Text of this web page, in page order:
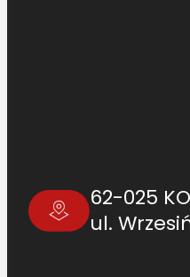
62-025
ul.